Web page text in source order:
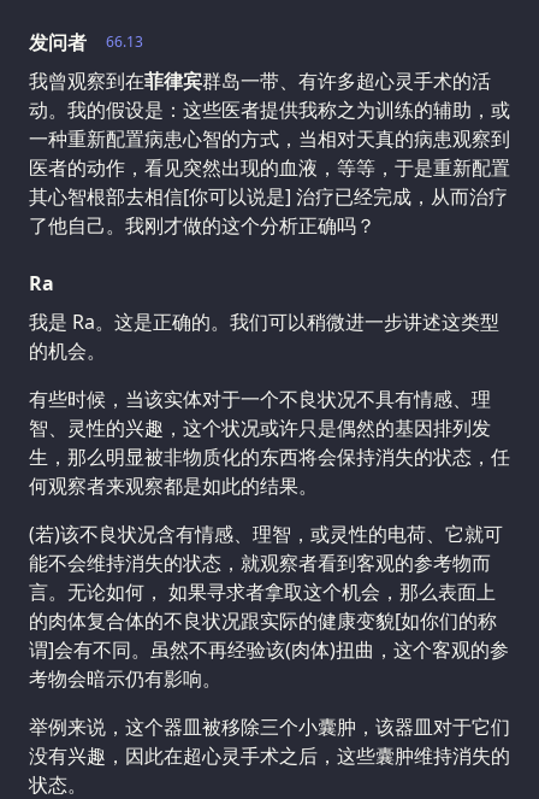
66.13
发问者
我曾观察到在菲律宾群岛一带、有许多超心灵手术的活
动。我的假设是：这些医者提供我称之为训练的辅助，或
一种重新配置病患心智的方式，当相对天真的病患观察到
医者的动作，看见突然出现的血液，等等，于是重新配置
其心智根部去相信[你可以说是] 治疗已经完成，从而治疗
了他自己。我刚才做的这个分析正确吗？
Ra
我是 Ra。这是正确的。我们可以稍微进一步讲述这类型
的机会。
有些时候，当该实体对于一个不良状况不具有情感、理
智、灵性的兴趣，这个状况或许只是偶然的基因排列发
生，那么明显被非物质化的东西将会保持消失的状态，任
何观察者来观察都是如此的结果。
(若)该不良状况含有情感、理智，或灵性的电荷、它就可
能不会维持消失的状态，就观察者看到客观的参考物而
言。无论如何， 如果寻求者拿取这个机会，那么表面上
的肉体复合体的不良状况跟实际的健康变貌[如你们的称
谓]会有不同。虽然不再经验该(肉体)扭曲，这个客观的参
考物会暗示仍有影响。
举例来说，这个器皿被移除三个小囊肿，该器皿对于它们
没有兴趣，因此在超心灵手术之后，这些囊肿维持消失的
状态。